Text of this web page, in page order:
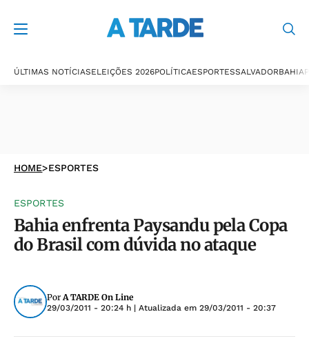
ÚLTIMAS NOTÍCIASELEIÇÕES 2026POLÍTICAESPORTESSALVADORBAHIA
HOME>ESPORTES
ESPORTES
Bahia enfrenta Paysandu pela Copa
do Brasil com dúvida no ataque
PorA TARDE On Line
29/03/2011 - 20:24 h | Atualizada em 29/03/2011 - 20:37